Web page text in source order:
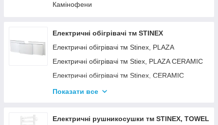
Камінофени
Електричні обігрівачі тм STINEX
Електричні обігрівачі тм Stinex, PLAZA
Електричні обігрівачі тм Stiex, PLAZA CERAMIC
Електричні обігрівачі тм Stinex, CERAMIC
Електричні обігрівачі тм Stinex, COMBIE
Показати все
Електричні рушникосушки тм STINEX, TOWEL